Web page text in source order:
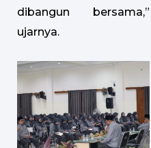
dibangun bersama,”
ujarnya.